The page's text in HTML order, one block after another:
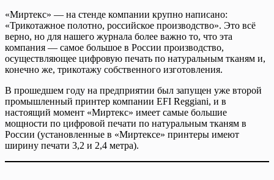
«Миртекс» — на стенде компании крупно написано:
«Трикотажное полотно, российское производство». Это всё
верно, но для нашего журнала более важно то, что эта
компания — самое большое в России производство,
осуществляющее цифровую печать по натуральным тканям и,
конечно же, трикотажу собственного изготовления.
В прошедшем году на предприятии был запущен уже второй
промышленный принтер компании EFI Reggiani, и в
настоящий момент «Миртекс» имеет самые большие
мощности по цифровой печати по натуральным тканям в
России (установленные в «Миртексе» принтеры имеют
ширину печати 3,2 и 2,4 метра).